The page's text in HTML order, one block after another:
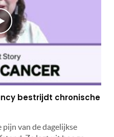
bestrijdt chronische
van de dagelijkse